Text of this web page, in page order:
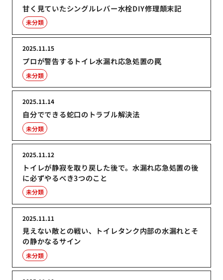
甘く見ていたシングルレバー水栓DIY修理顛末記
未分類
プロが警告するトイレ水漏れ応急処置の罠
2025.11.15
未分類
自分でできる蛇口のトラブル解決法
2025.11.14
未分類
トイレが静寂を取り戻した後で。水漏れ応急処置の後
に必ずやるべき3つのこと
2025.11.12
未分類
見えない敵との戦い、トイレタンク内部の水漏れとそ
の静かなるサイン
2025.11.11
未分類